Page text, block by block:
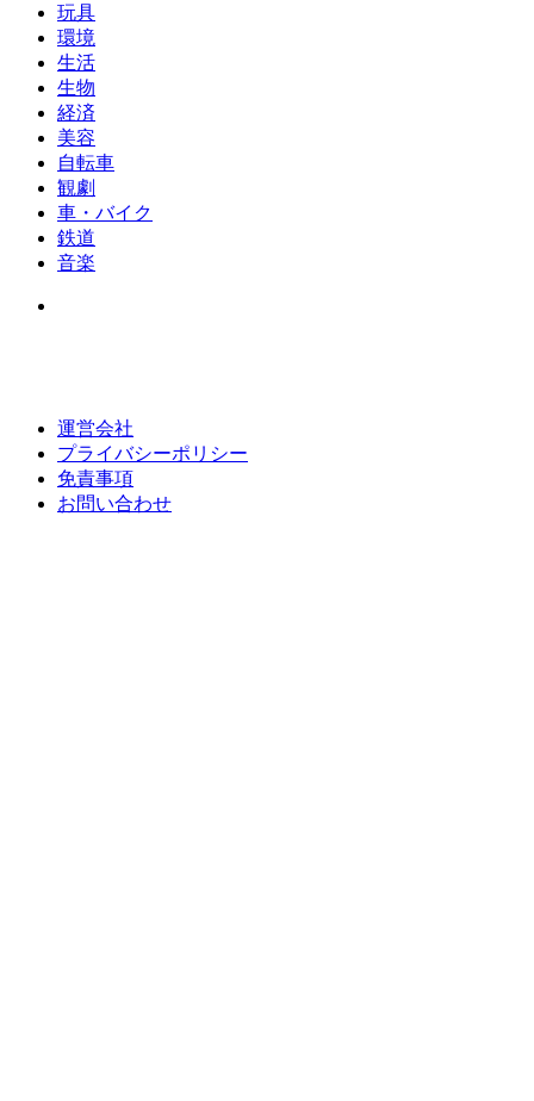
玩具
環境
生活
生物
経済
美容
自転車
観劇
車・バイク
鉄道
音楽
運営会社
プライバシーポリシー
免責事項
お問い合わせ